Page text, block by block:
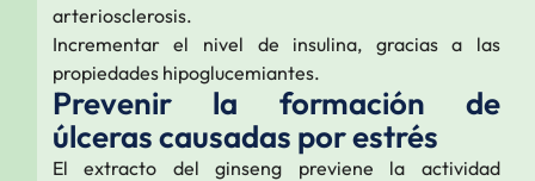
arteriosclerosis.
Incrementar el nivel de insulina, gracias a las
propiedades hipoglucemiantes.
Prevenir la formación de
úlceras causadas por estrés
El extracto del ginseng previene la actividad